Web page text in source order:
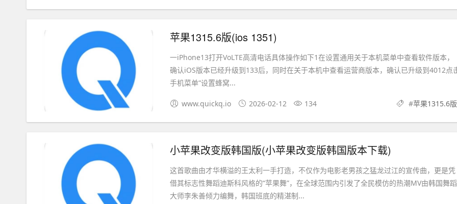
苹果1315.6版(ios 1351)
一iPhone13打开VoLTE高清电话具体操作如下1在设置通用关于本机菜单中查看软件版本，
确认iOS版本已经升级到133后，同时在关于本机中查看运营商版本，确认已升级到4012点
手机菜单“设置蜂窝...
www.quickq.io 2026-02-12 134 #苹果1315.6版
小苹果改变版韩国版(小苹果改变版韩国版本下载)
这首歌曲由才华横溢的王太利一手打造，不仅作为电影老男孩之猛龙过江的宣传曲，更是凭
借其标志性舞蹈迪斯科风格的“苹果舞”，在全球范围内引发了全民模仿的热潮MV由韩国舞蹈
大师李朱善倾力编舞，韩国班底的精湛制...